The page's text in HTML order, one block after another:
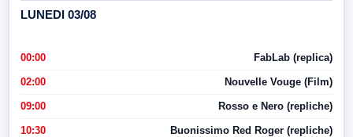
LUNEDI 03/08
00:00 FabLab (replica)
02:00 Nouvelle Vouge (Film)
09:00 Rosso e Nero (repliche)
10:30 Buonissimo Red Roger (repliche)